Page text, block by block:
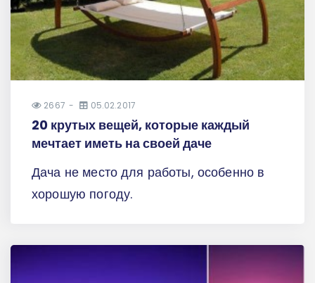
2667 05.02.2017
20 крутых вещей, которые каждый
мечтает иметь на своей даче
Дача не место для работы, особенно в
хорошую погоду.